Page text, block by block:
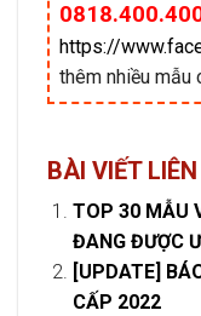
https://
thêm nhiều mẫu
BÀI VIẾT
TOP 30 MẪU
ĐANG ĐƯỢC
[UPDATE]
CẤP 2022